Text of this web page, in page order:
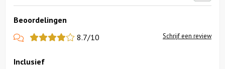
Beoordelingen
View
reviews
8.7/10 Schrijf een review
Inclusief